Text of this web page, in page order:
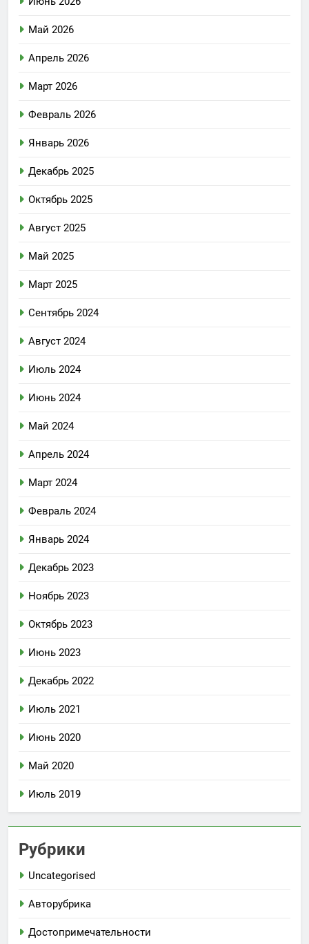
Май 2026
Апрель 2026
Март 2026
Февраль 2026
Январь 2026
Декабрь 2025
Октябрь 2025
Август 2025
Май 2025
Март 2025
Сентябрь 2024
Август 2024
Июль 2024
Июнь 2024
Май 2024
Апрель 2024
Март 2024
Февраль 2024
Январь 2024
Декабрь 2023
Ноябрь 2023
Октябрь 2023
Июнь 2023
Декабрь 2022
Июль 2021
Июнь 2020
Май 2020
Июль 2019
Рубрики
Uncategorised
Авторубрика
Достопримечательности